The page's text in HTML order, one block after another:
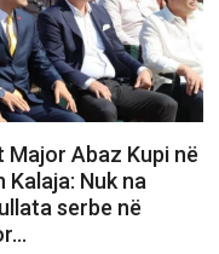
Abaz Kupi në
Kalaja: Nuk na
serbe në